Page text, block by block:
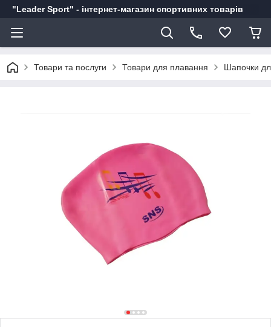
"Leader Sport" - інтернет-магазин спортивних товарів
Товари та послуги Товари для плавання Шапочки